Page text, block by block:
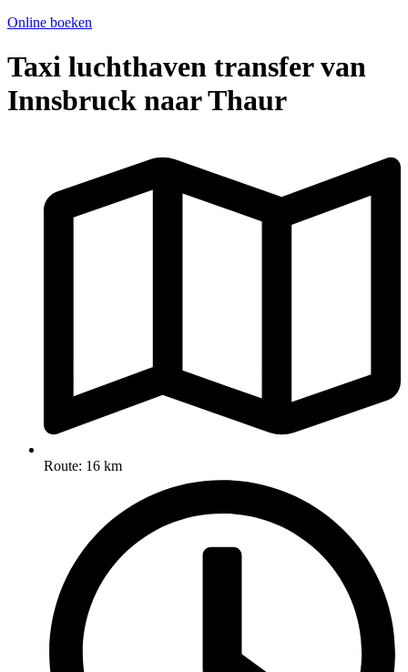
Online boeken
Taxi luchthaven transfer van
Innsbruck naar Thaur
Route: 16 km